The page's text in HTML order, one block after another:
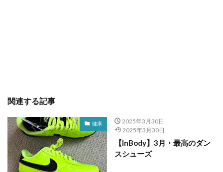
関連する記事
健康
2025年3月30日
2025年3月30日
【InBody】3月・最高のダン
スシューズ